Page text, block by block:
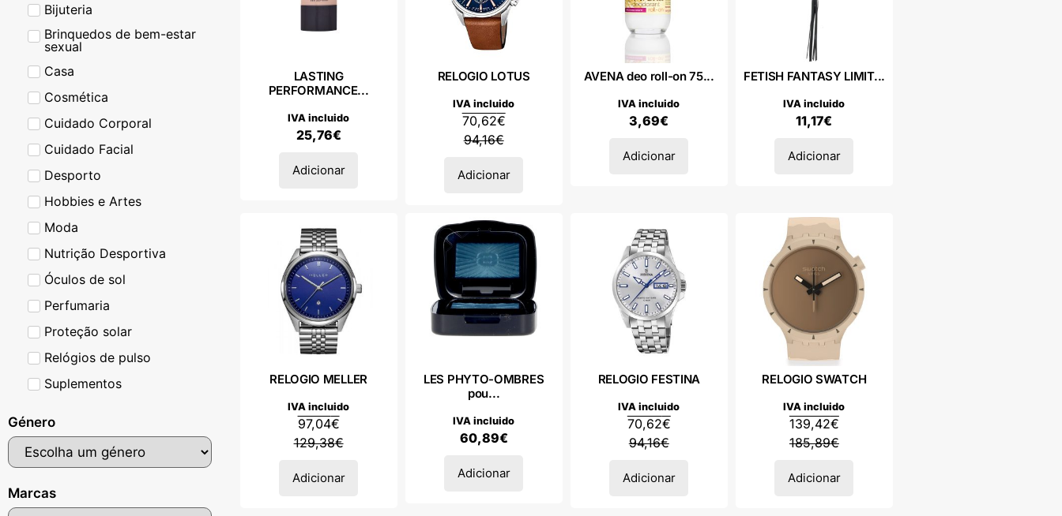
Bijuteria
Brinquedos de bem-estar
sexual
Casa
Cosmética
Cuidado Corporal
Cuidado Facial
Desporto
Hobbies e Artes
Moda
Nutrição Desportiva
Óculos de sol
Perfumaria
Proteção solar
Relógios de pulso
Suplementos
Género
Marcas
LASTING
PERFORMANCE...
25,76€
IVA incluido
Adicionar
RELOGIO LOTUS
94,16€
70,62€
IVA incluido
Adicionar
AVENA deo roll-on 75...
3,69€
IVA incluido
Adicionar
FETISH FANTASY LIMIT...
11,17€
IVA incluido
Adicionar
RELOGIO MELLER
129,38€
97,04€
IVA incluido
Adicionar
LES PHYTO-OMBRES
pou...
60,89€
IVA incluido
Adicionar
RELOGIO FESTINA
94,16€
70,62€
IVA incluido
Adicionar
RELOGIO SWATCH
185,89€
139,42€
IVA incluido
Adicionar